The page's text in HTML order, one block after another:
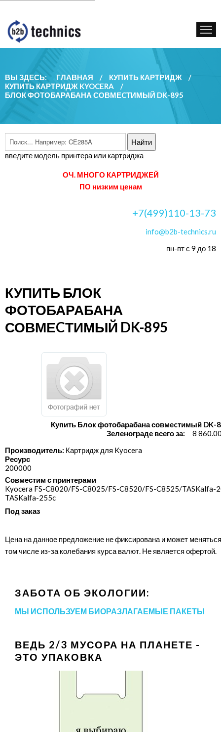
КУПИТЬ КАРТРИДЖ
ГОС. УЧРЕЖДЕНИЯМ
КОНТАКТЫ
ВЫ ЗДЕСЬ: ГЛАВНАЯ / КУПИТЬ КАРТРИДЖ
/
КУПИТЬ КАРТРИДЖ KYOCERA
/
БЛОК ФОТОБАРАБАНА СОВМЕCТИМЫЙ DK-895
введите модель принтера или картриджа
ОЧ. МНОГО КАРТРИДЖЕЙ
ПО низким ценам
+7(499)110-13-73
info@b2b-technics.ru
пн-пт с 9 до 18
КУПИТЬ БЛОК
ФОТОБАРАБАНА
СОВМЕCТИМЫЙ DK-895
Купить Блок фотобарабана совмеcтимый DK-
Зеленограде всего за:
8
Производитель: Картридж для Kyocera
Ресурс
200000
Совместим с принтерами
Kyocera FS-C8020/​FS-C8025/​FS-C8520/​FS-C8525/​TASKalfa-
TASKalfa-255c
Под заказ
Цена на данное предложение не фиксирована и может
том числе из-за колебания курса валют. Не является офертой.
ЗАБОТА ОБ ЭКОЛОГИИ:
МЫ ИСПОЛЬЗУЕМ БИОРАЗЛАГАЕМЫЕ ПАКЕТЫ
ВЕДЬ 2/3 МУСОРА НА ПЛАНЕТЕ -
ЭТО УПАКОВКА